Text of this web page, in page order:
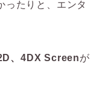
ったりと、エンタ
、4DX Screenが